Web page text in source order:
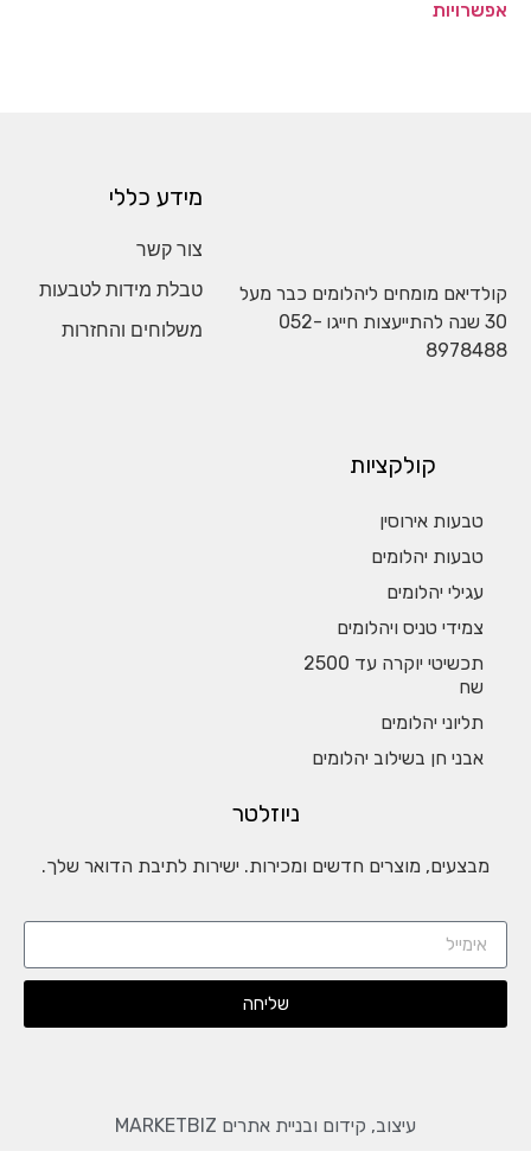
אפשרויות
קולדיאם מומחים ליהלומים כבר מעל
30 שנה להתייעצות חייגו
052-
8978488
מידע כללי
צור קשר
טבלת מידות לטבעות
משלוחים והחזרות
קולקציות
טבעות אירוסין
טבעות יהלומים
עגילי יהלומים
צמידי טניס ויהלומים
תכשיטי יוקרה עד 2500
שח
תליוני יהלומים
אבני חן בשילוב יהלומים
ניוזלטר
מבצעים, מוצרים חדשים ומכירות. ישירות לתיבת הדואר שלך.
שליחה
עיצוב, קידום ובניית אתרים MARKETBIZ